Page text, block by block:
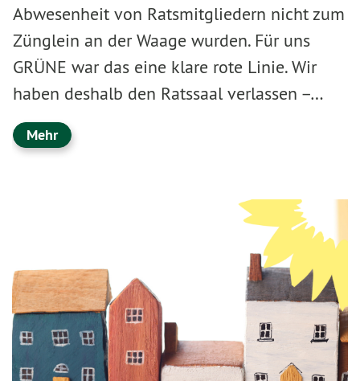
Abwesenheit von Ratsmitgliedern nicht zum
Zünglein an der Waage wurden. Für uns
GRÜNE war das eine klare rote Linie. Wir
haben deshalb den Ratssaal verlassen –…
Mehr